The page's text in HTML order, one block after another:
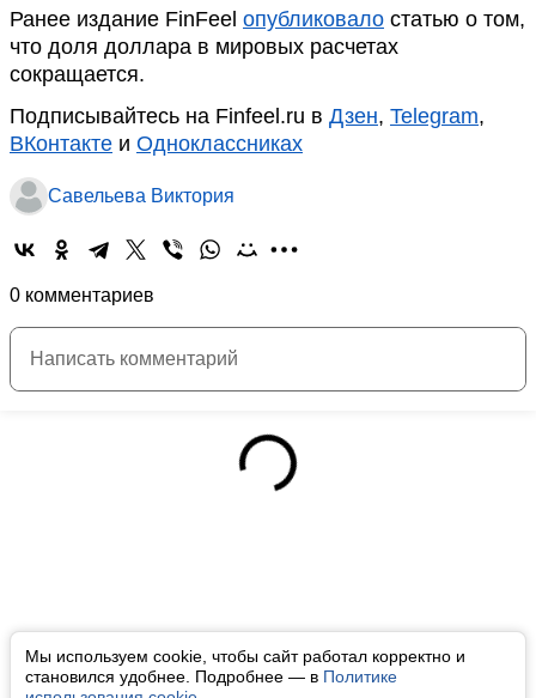
Мы используем cookie, чтобы сайт работал корректно и
становился удобнее. Подробнее — в Политике
Ранее издание FinFeel опубликовало статью о том,
что доля доллара в мировых расчетах
сокращается.
Подписывайтесь на Finfeel.ru в Дзен, Telegram,
ВКонтакте и Одноклассниках
Савельева Виктория
0 комментариев